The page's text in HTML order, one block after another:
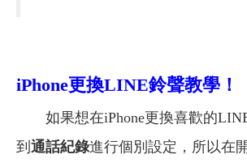
iPhone更換LINE鈴聲教學！
如果想在iPhone更換喜歡的
到 通話紀錄進行個別設定，所以在